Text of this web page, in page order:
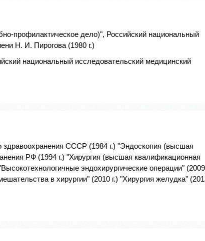
профилактическое дело)", Российский национальный
Н. И. Пирогова (1980 г.)
национальный исследовательский медицинский
здравоохранения СССР (1984 г.) "Эндоскопия (высшая
РФ (1994 г.) "Хирургия (высшая квалификационная
эндохирургические операции" (2009
в хирургии" (2010 г.) "Хирургия желудка"